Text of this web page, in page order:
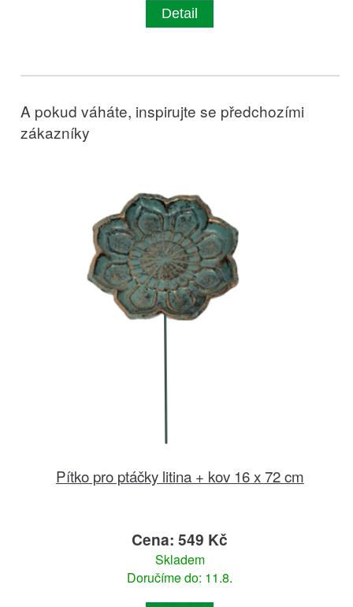
Detail
A pokud váháte, inspirujte se předchozími
zákazníky
Pítko pro ptáčky litina + kov 16 x 72 cm
Cena: 549 Kč
Skladem
Doručíme do: 11.8.